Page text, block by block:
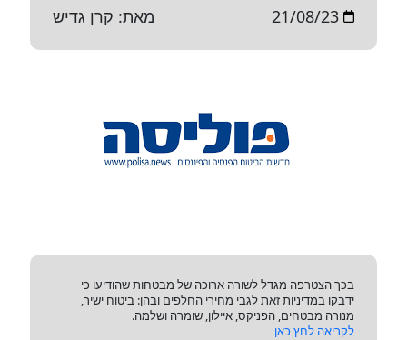
21/08/23 מאת: קרן גדיש
בכך הצטרפה מגדל לשורה ארוכה של מבטחות שהודיעו כי
ידבקו במדיניות זאת לגבי מחירי החלפים ובהן: ביטוח ישיר,
מנורה מבטחים, הפניקס, איילון, שומרה ושלמה.
לקריאה לחץ כאן